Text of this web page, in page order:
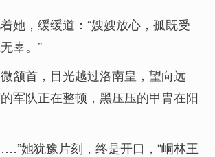
她，缓缓道：“嫂嫂放心，孤既受
辜。”
颔首，目光越过洛南皇，望向远
军队正在整顿，黑压压的甲胄在阳
她犹豫片刻，终是开口，“峒林王